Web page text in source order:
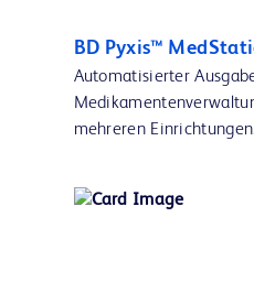
BD Pyxis™
Automatisierter
mehreren